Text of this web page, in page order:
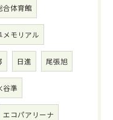
合体育館
メモリアル
日進 尾張旭
谷準
エコパアリーナ